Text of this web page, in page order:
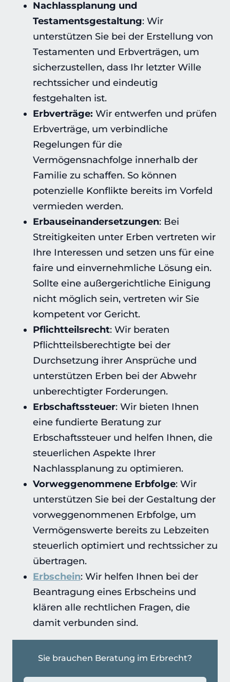
Nachlassplanung und
Testamentsgestaltung: Wir
unterstützen Sie bei der Erstellung von
Testamenten und Erbverträgen, um
sicherzustellen, dass Ihr letzter Wille
rechtssicher und eindeutig
festgehalten ist.
Erbverträge: Wir entwerfen und prüfen
Erbverträge, um verbindliche
Regelungen für die
Vermögensnachfolge innerhalb der
Familie zu schaffen. So können
potenzielle Konflikte bereits im Vorfeld
vermieden werden.
Erbauseinandersetzungen: Bei
Streitigkeiten unter Erben vertreten wir
Ihre Interessen und setzen uns für eine
faire und einvernehmliche Lösung ein.
Sollte eine außergerichtliche Einigung
nicht möglich sein, vertreten wir Sie
kompetent vor Gericht.
Pflichtteilsrecht: Wir beraten
Pflichtteilsberechtigte bei der
Durchsetzung ihrer Ansprüche und
unterstützen Erben bei der Abwehr
unberechtigter Forderungen.
Erbschaftssteuer: Wir bieten Ihnen
eine fundierte Beratung zur
Erbschaftssteuer und helfen Ihnen, die
steuerlichen Aspekte Ihrer
Nachlassplanung zu optimieren.
Vorweggenommene Erbfolge: Wir
unterstützen Sie bei der Gestaltung der
vorweggenommenen Erbfolge, um
Vermögenswerte bereits zu Lebzeiten
steuerlich optimiert und rechtssicher zu
übertragen.
Erbschein: Wir helfen Ihnen bei der
Beantragung eines Erbscheins und
klären alle rechtlichen Fragen, die
damit verbunden sind.
Sie brauchen Beratung im Erbrecht?